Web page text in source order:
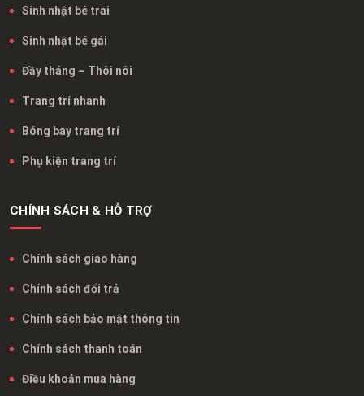
Sinh nhật bé trai
Sinh nhật bé gái
Đầy tháng – Thôi nôi
Trang trí nhanh
Bóng bay trang trí
Phụ kiện trang trí
CHÍNH SÁCH & HỖ TRỢ
Chính sách giao hàng
Chính sách đổi trả
Chính sách bảo mật thông tin
Chính sách thanh toán
Điều khoản mua hàng